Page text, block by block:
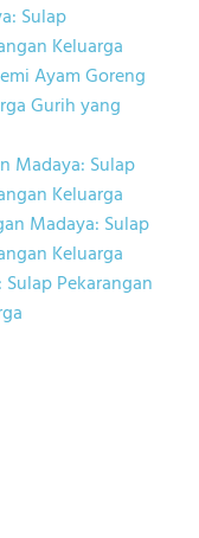
Sulap
Keluarga
Ayam Goreng
Gurih yang
Madaya: Sulap
Keluarga
Madaya: Sulap
Keluarga
Pekarangan